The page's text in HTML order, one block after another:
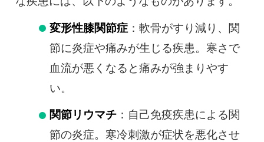
変形性膝関節症：軟骨がすり減り、関
節に炎症や痛みが生じる疾患。寒さで
血流が悪くなると痛みが強まりやす
い。
関節リウマチ：自己免疫疾患による関
節の炎症。寒冷刺激が症状を悪化させ